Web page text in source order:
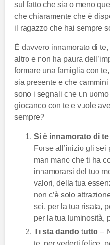
sul fatto che sia o meno
che chiaramente che è
il ragazzo che hai sempre
È davvero innamorato di
altro e non ha paura
formare una famiglia con
sia presente e che
sono i segnali che un
giocando con te e vuole
sempre?
Si è innamorato di
Forse all’inizio gli sei
man mano che ti ha
innamorarsi del tuo
valori, della tua
non c’è solo
sei, per la tua risata,
per la tua luminosità,
Ti sta dando tutto –